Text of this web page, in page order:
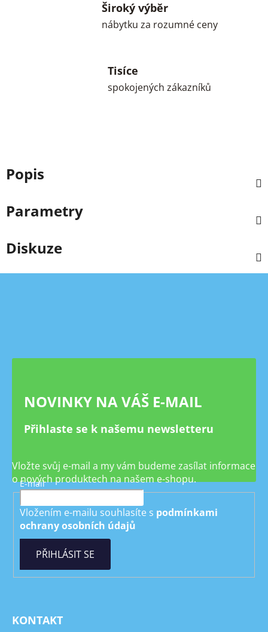
Široký výběr
nábytku za rozumné ceny
Tisíce
spokojených zákazníků
Popis
Parametry
Diskuze
Z
NOVINKY NA VÁŠ E-MAIL
Přihlaste se k našemu newsletteru
Vložte svůj e-mail a my vám budeme zasílat informace
o nových produktech na našem e-shopu.
E-mail
Vložením e-mailu souhlasíte s podmínkami
ochrany osobních údajů
PŘIHLÁSIT SE
KONTAKT